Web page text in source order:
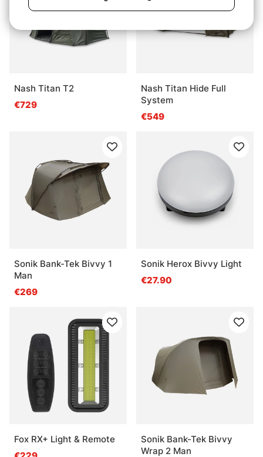
Nash Titan T2
€729
Nash Titan Hide Full
System
€549
Sonik Bank-Tek Bivvy 1
Man
€269
Sonik Herox Bivvy Light
€27.90
Fox RX+ Light & Remote
Sonik Bank-Tek Bivvy
Wrap 2 Man